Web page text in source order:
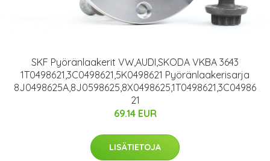
SKF Pyöränlaakerit VW,AUDI,SKODA VKBA 3643
1T0498621,3C0498621,5K0498621 Pyöränlaakerisarja
8J0498625A,8J0598625,8X0498625,1T0498621,3C04986
21
69.14 EUR
LISÄTIETOJA